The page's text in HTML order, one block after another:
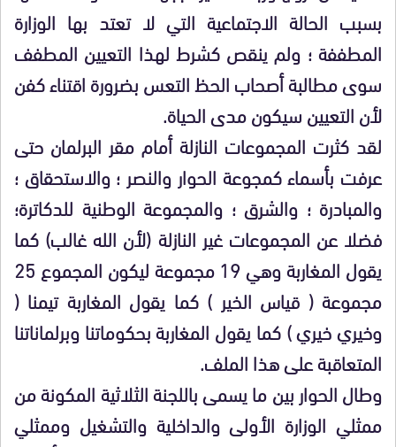
بسبب الحالة الاجتماعية التي لا تعتد بها الوزارة
المطففة ؛ ولم ينقص كشرط لهذا التعيين المطفف
سوى مطالبة أصحاب الحظ التعس بضرورة اقتناء كفن
لأن التعيين سيكون مدى الحياة.
لقد كثرت المجموعات النازلة أمام مقر البرلمان حتى
عرفت بأسماء كمجوعة الحوار والنصر ؛ والاستحقاق ؛
والمبادرة ؛ والشرق ؛ والمجموعة الوطنية للدكاترة؛
فضلا عن المجموعات غير النازلة (لأن الله غالب) كما
يقول المغاربة وهي 19 مجموعة ليكون المجموع 25
مجموعة ( قياس الخير ) كما يقول المغاربة تيمنا (
وخيري خيري ) كما يقول المغاربة بحكوماتنا وبرلماناتنا
المتعاقبة على هذا الملف.
وطال الحوار بين ما يسمى باللجنة الثلاثية المكونة من
ممثلي الوزارة الأولى والداخلية والتشغيل وممثلي